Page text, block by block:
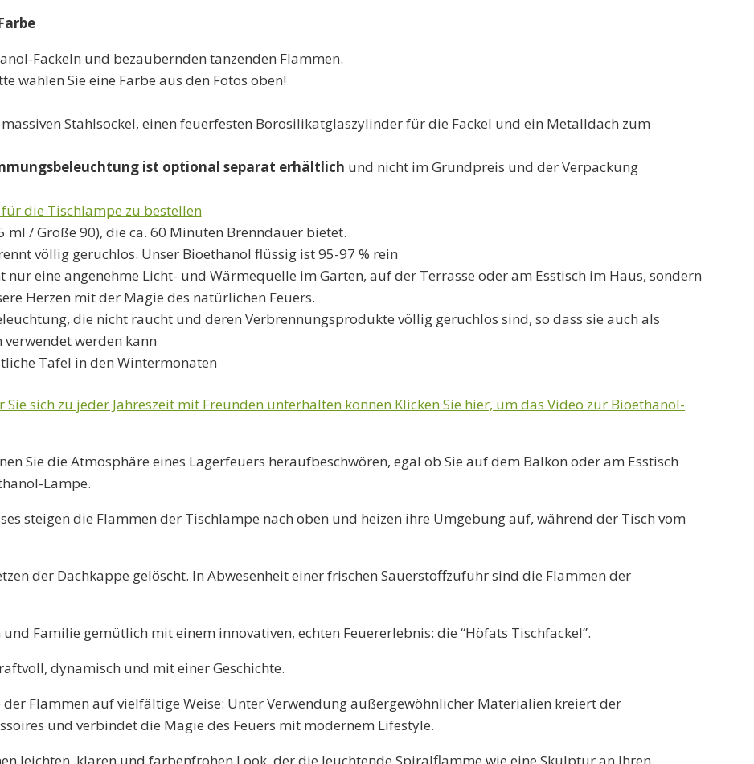
Fackeln und bezaubernden tanzenden Flammen.
wählen Sie eine Farbe aus den Fotos oben!
Stahlsockel, einen feuerfesten Borosilikatglaszylinder für die Fackel und ein Metalldach zum
ist optional separat erhältlich und nicht im Grundpreis und der Verpackung
die Tischlampe zu bestellen
/ Größe 90), die ca. 60 Minuten Brenndauer bietet.
völlig geruchlos. Unser Bioethanol flüssig ist 95-97 % rein
nur eine angenehme Licht- und Wärmequelle im Garten, auf der Terrasse oder am Esstisch im Haus, sondern
Herzen mit der Magie des natürlichen Feuers.
die nicht raucht und deren Verbrennungsprodukte völlig geruchlos sind, so dass sie auch als
werden kann
Tafel in den Wintermonaten
sich zu jeder Jahreszeit mit Freunden unterhalten können Klicken Sie hier, um das Video zur Bioethanol-
Sie die Atmosphäre eines Lagerfeuers heraufbeschwören, egal ob Sie auf dem Balkon oder am Esstisch
Lampe.
steigen die Flammen der Tischlampe nach oben und heizen ihre Umgebung auf, während der Tisch vom
der Dachkappe gelöscht. In Abwesenheit einer frischen Sauerstoffzufuhr sind die Flammen der
Familie gemütlich mit einem innovativen, echten Feuererlebnis: die “Höfats Tischfackel”.
dynamisch und mit einer Geschichte.
Flammen auf vielfältige Weise: Unter Verwendung außergewöhnlicher Materialien kreiert der
und verbindet die Magie des Feuers mit modernem Lifestyle.